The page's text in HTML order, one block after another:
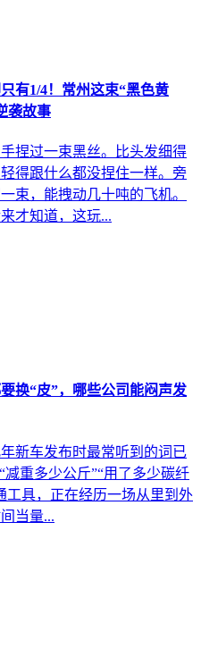
有1/4！常州这束“黑色黄
袭故事
捏过一束黑丝。比头发细得
得跟什么都没捏住一样。旁
束，能拽动几十吨的飞机。
才知道，这玩...
换“皮”，哪些公司能闷声发
新车发布时最常听到的词已
减重多少公斤”“用了多少碳纤
工具，正在经历一场从里到外
当量...